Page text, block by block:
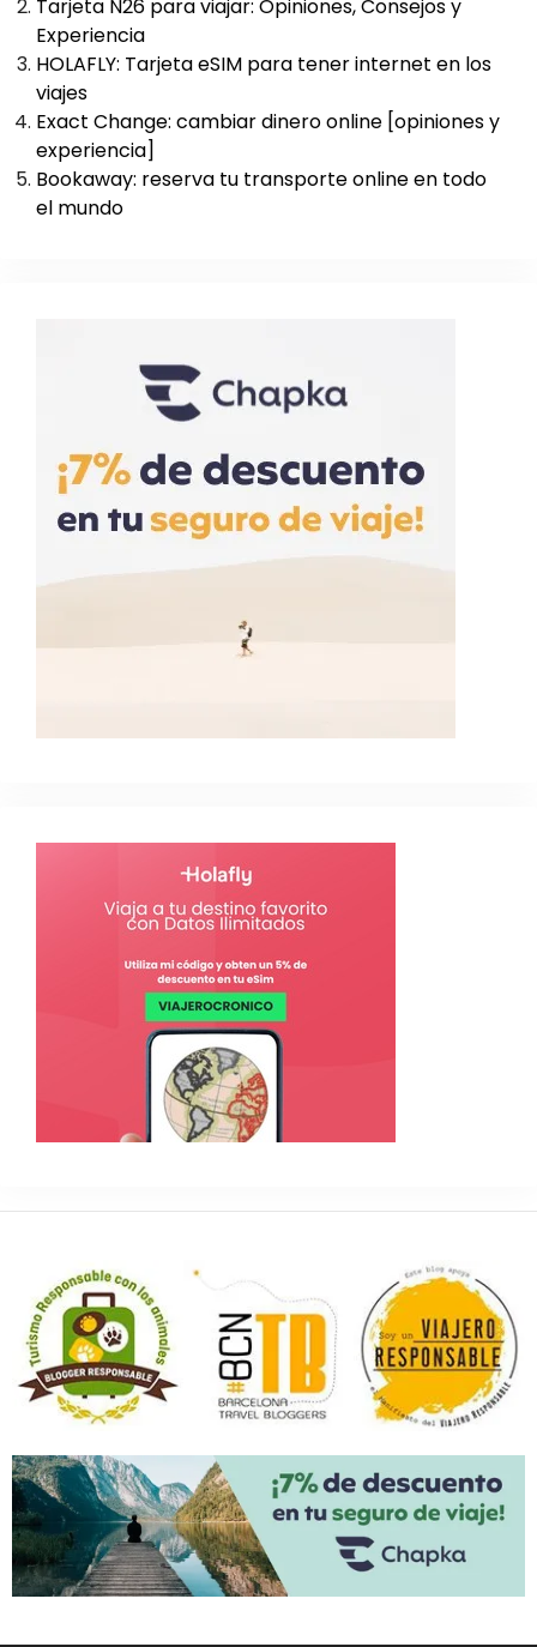
Tarjeta N26 para viajar: Opiniones, Consejos y
Experiencia
HOLAFLY: Tarjeta eSIM para tener internet en los
viajes
Exact Change: cambiar dinero online [opiniones y
experiencia]
Bookaway: reserva tu transporte online en todo
el mundo